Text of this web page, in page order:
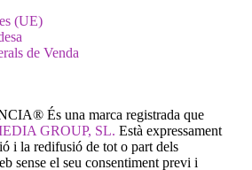
(UE)
de Venda
És una marca registrada que
GROUP, SL. Està expressament
i la redifusió de tot o part dels
sense el seu consentiment previ i